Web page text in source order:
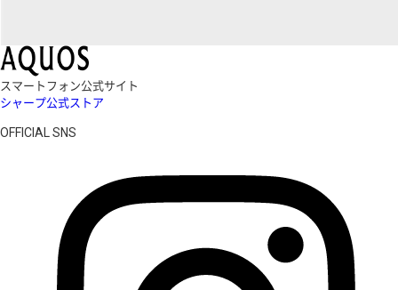
スマートフォン公式サイト
シャープ公式ストア
OFFICIAL SNS